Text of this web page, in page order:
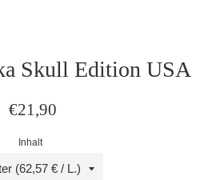
Skull Edition USA
Normaler
€21,90
Inhalt